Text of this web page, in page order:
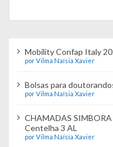
Mobility Confap Italy
por Vilma Naísia Xavier
Bolsas para
por Vilma Naísia Xavier
CHAMADAS
Centelha 3 AL
por Vilma Naísia Xavier